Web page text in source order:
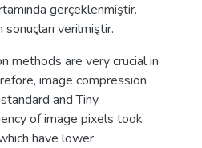
gerçeklenmiştir.
sonuçları verilmiştir.
methods are very crucial in
image compression
and Tiny
of image pixels took
have lower